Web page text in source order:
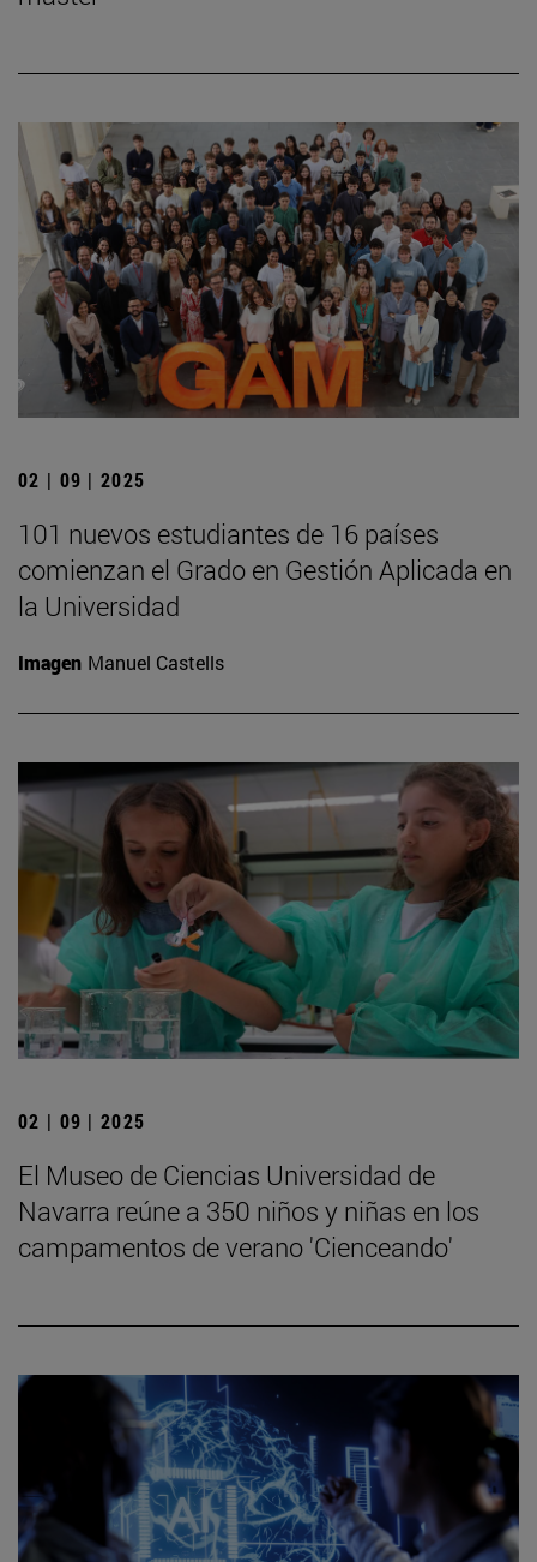
02 | 09 | 2025
101 nuevos estudiantes de 16 países
comienzan el Grado en Gestión Aplicada en
la Universidad
Imagen Manuel Castells
02 | 09 | 2025
El Museo de Ciencias Universidad de
Navarra reúne a 350 niños y niñas en los
campamentos de verano 'Cienceando'